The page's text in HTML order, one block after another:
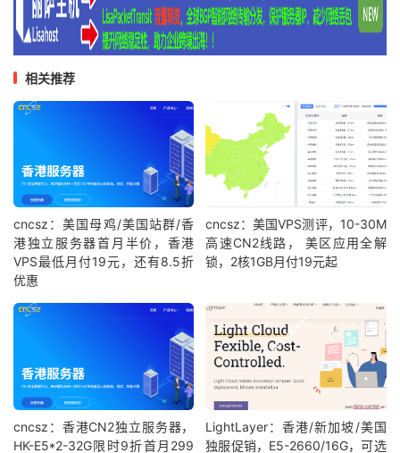
相关推荐
cncsz：美国母鸡/美国站群/香
港独立服务器首月半价，香港
VPS最低月付19元，还有8.5折
优惠
cncsz：美国VPS测评，10-30M
高速CN2线路， 美区应用全解
锁，2核1GB月付19元起
cncsz：香港CN2独立服务器，
HK-E5*2-32G限时9折首月299
LightLayer：香港/新加坡/美国
独服促销，E5-2660/16G，可选